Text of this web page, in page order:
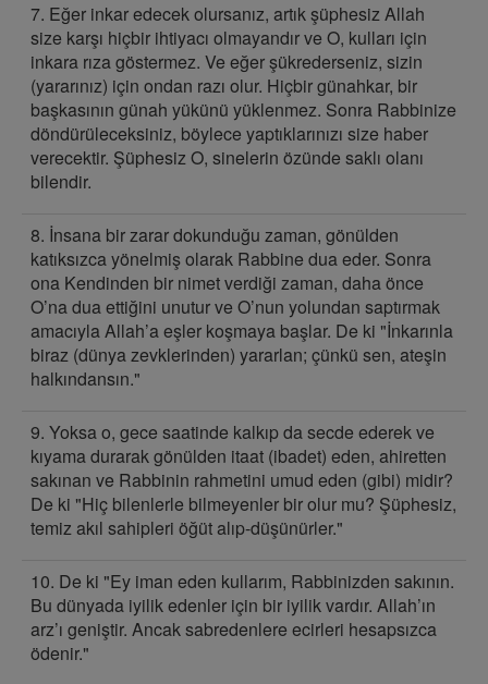
7. Eğer inkar edecek olursanız, artık şüphesiz Allah
size karşı hiçbir ihtiyacı olmayandır ve O, kulları için
inkara rıza göstermez. Ve eğer şükrederseniz, sizin
(yararınız) için ondan razı olur. Hiçbir günahkar, bir
başkasının günah yükünü yüklenmez. Sonra Rabbinize
döndürüleceksiniz, böylece yaptıklarınızı size haber
verecektir. Şüphesiz O, sinelerin özünde saklı olanı
bilendir.
8. İnsana bir zarar dokunduğu zaman, gönülden
katıksızca yönelmiş olarak Rabbine dua eder. Sonra
ona Kendinden bir nimet verdiği zaman, daha önce
O’na dua ettiğini unutur ve O’nun yolundan saptırmak
amacıyla Allah’a eşler koşmaya başlar. De ki "İnkarınla
biraz (dünya zevklerinden) yararlan; çünkü sen, ateşin
halkındansın."
9. Yoksa o, gece saatinde kalkıp da secde ederek ve
kıyama durarak gönülden itaat (ibadet) eden, ahiretten
sakınan ve Rabbinin rahmetini umud eden (gibi) midir?
De ki "Hiç bilenlerle bilmeyenler bir olur mu? Şüphesiz,
temiz akıl sahipleri öğüt alıp-düşünürler."
10. De ki "Ey iman eden kullarım, Rabbinizden sakının.
Bu dünyada iyilik edenler için bir iyilik vardır. Allah’ın
arz’ı geniştir. Ancak sabredenlere ecirleri hesapsızca
ödenir."